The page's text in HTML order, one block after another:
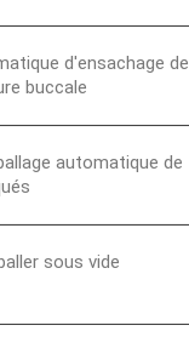
d'ensachage de
buccale
automatique de
sous vide